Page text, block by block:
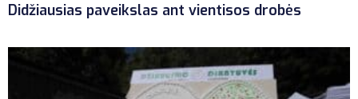
Didžiausias paveikslas ant vientisos drobės